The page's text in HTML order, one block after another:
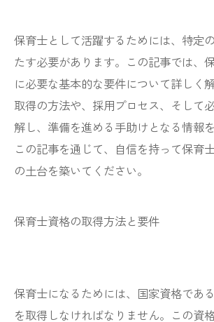
保育士として活躍するためには、特定
たす必要があります。この記事では、
に必要な基本的な要件について詳しく
取得の方法や、採用プロセス、そして
解し、準備を進める手助けとなる情報
この記事を通じて、自信を持って保育
の土台を築いてください。
保育士資格の取得方法と要件
保育士になるためには、国家資格であ
を取得しなければなりません。この資